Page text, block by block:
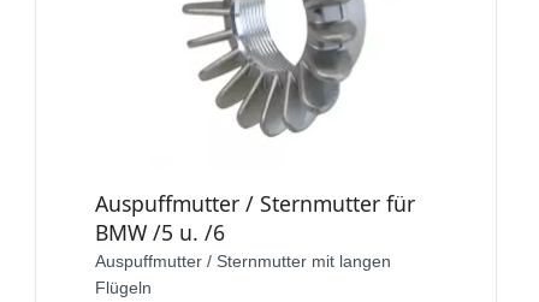
Auspuffmutter / Sternmutter für
BMW /5 u. /6
Auspuffmutter / Sternmutter mit langen
Flügeln